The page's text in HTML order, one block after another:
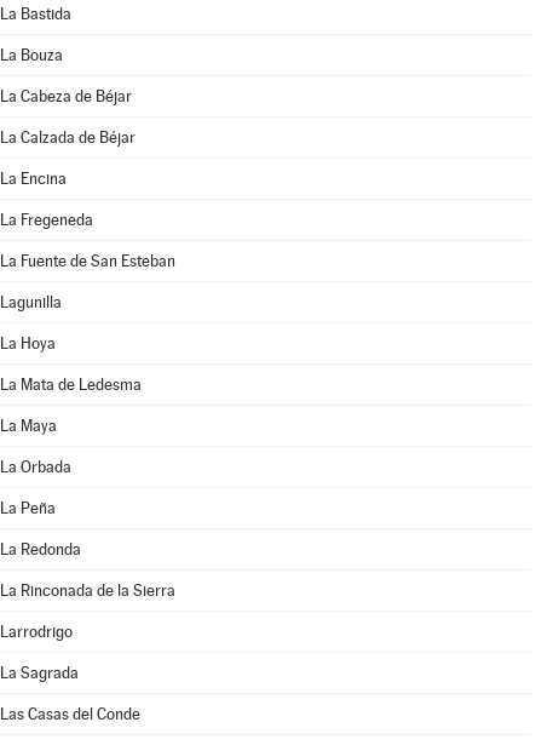
La Bastida
La Bouza
La Cabeza de Béjar
La Calzada de Béjar
La Encina
La Fregeneda
La Fuente de San Esteban
Lagunilla
La Hoya
La Mata de Ledesma
La Maya
La Orbada
La Peña
La Redonda
La Rinconada de la Sierra
Larrodrigo
La Sagrada
Las Casas del Conde